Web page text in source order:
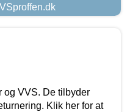
og VVS. De tilbyder
Klik her for at